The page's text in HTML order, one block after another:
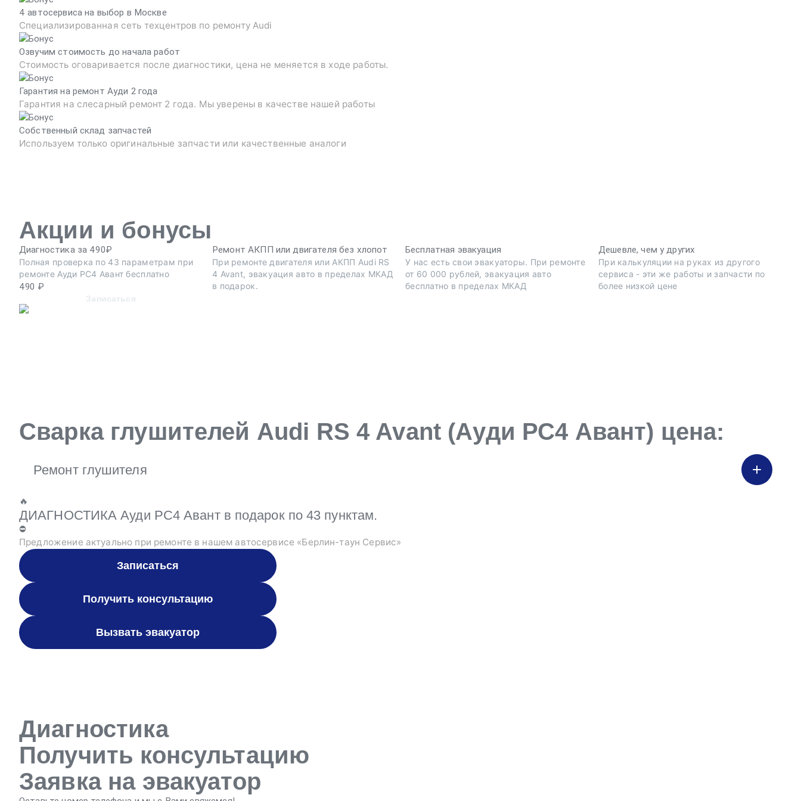
4 автосервиса на выбор в Москве
Специализированная сеть техцентров по ремонту Audi
Озвучим стоимость до начала работ
Стоимость оговаривается после диагностики, цена не меняется в ходе работы.
Гарантия на ремонт Ауди 2 года
Гарантия на слесарный ремонт 2 года. Мы уверены в качестве нашей работы
Собственный склад запчастей
Используем только оригинальные запчасти или качественные аналоги
Акции и бонусы
Диагностика за 490₽
Полная проверка по 43 параметрам при
ремонте Ауди РС4 Авант бесплатно
490 ₽
Записаться
Ремонт АКПП или двигателя без хлопот
При ремонте двигателя или АКПП Audi RS
4 Avant, эвакуация авто в пределах МКАД
в подарок.
Бесплатная эвакуация
У нас есть свои эвакуаторы. При ремонте
от 60 000 рублей, эвакуация авто
бесплатно в пределах МКАД
Дешевле, чем у других
При калькуляции на руках из другого
сервиса - эти же работы и запчасти по
более низкой цене
Сварка глушителей Audi RS 4 Avant (Ауди РС4 Авант) цена:
Ремонт глушителя
🔥
ДИАГНОСТИКА Ауди РС4 Авант в подарок по 43 пунктам.
⛔
Предложение актуально при ремонте в нашем автосервисе «Берлин-таун Сервис»
Записаться
Получить консультацию
Вызвать эвакуатор
Диагностика
Получить консультацию
Заявка на эвакуатор